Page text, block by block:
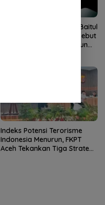
Dugaan Pungli Bantuan Baitul
Mal Disorot, Pengamat Sebut
Biadab, APH Diminta Turun
Indeks Potensi Terorisme
Indonesia Menurun, FKPT
Aceh Tekankan Tiga Strategi